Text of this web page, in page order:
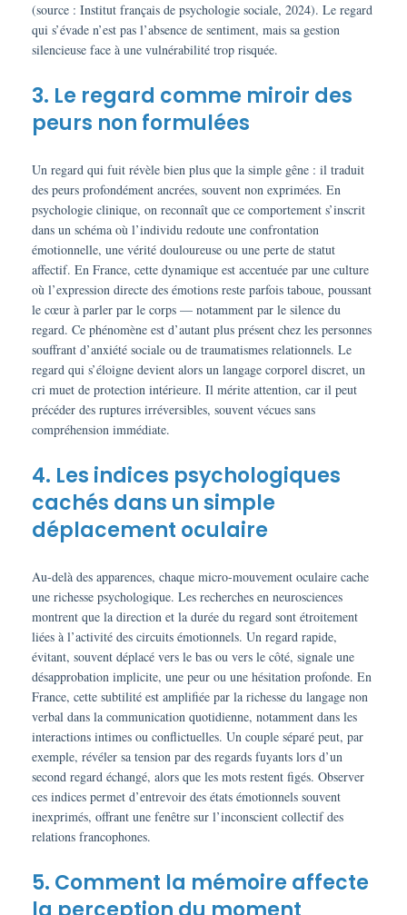
(source : Institut français de psychologie sociale, 2024). Le regard
qui s’évade n’est pas l’absence de sentiment, mais sa gestion
silencieuse face à une vulnérabilité trop risquée.
3. Le regard comme miroir des
peurs non formulées
Un regard qui fuit révèle bien plus que la simple gêne : il traduit
des peurs profondément ancrées, souvent non exprimées. En
psychologie clinique, on reconnaît que ce comportement s’inscrit
dans un schéma où l’individu redoute une confrontation
émotionnelle, une vérité douloureuse ou une perte de statut
affectif. En France, cette dynamique est accentuée par une culture
où l’expression directe des émotions reste parfois taboue, poussant
le cœur à parler par le corps — notamment par le silence du
regard. Ce phénomène est d’autant plus présent chez les personnes
souffrant d’anxiété sociale ou de traumatismes relationnels. Le
regard qui s’éloigne devient alors un langage corporel discret, un
cri muet de protection intérieure. Il mérite attention, car il peut
précéder des ruptures irréversibles, souvent vécues sans
compréhension immédiate.
4. Les indices psychologiques
cachés dans un simple
déplacement oculaire
Au-delà des apparences, chaque micro-mouvement oculaire cache
une richesse psychologique. Les recherches en neurosciences
montrent que la direction et la durée du regard sont étroitement
liées à l’activité des circuits émotionnels. Un regard rapide,
évitant, souvent déplacé vers le bas ou vers le côté, signale une
désapprobation implicite, une peur ou une hésitation profonde. En
France, cette subtilité est amplifiée par la richesse du langage non
verbal dans la communication quotidienne, notamment dans les
interactions intimes ou conflictuelles. Un couple séparé peut, par
exemple, révéler sa tension par des regards fuyants lors d’un
second regard échangé, alors que les mots restent figés. Observer
ces indices permet d’entrevoir des états émotionnels souvent
inexprimés, offrant une fenêtre sur l’inconscient collectif des
relations francophones.
5. Comment la mémoire affecte